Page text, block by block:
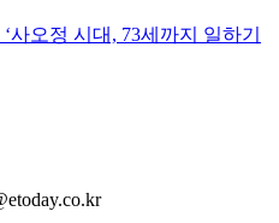
사오정 시대, 73세까지 일하기